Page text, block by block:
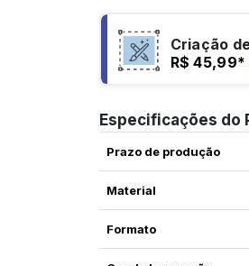
Criação
R$ 45,99*
Especificações do
Prazo de produção
Material
Formato